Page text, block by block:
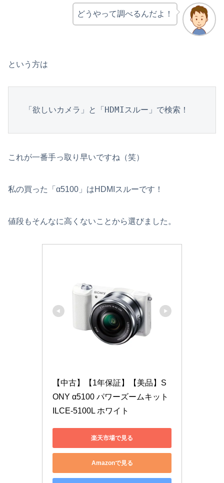
どうやって調べるんだよ！
という方は
「欲しいカメラ」と「HDMIスルー」で検索！
これが一番手っ取り早いですね（笑）
私の買った「α5100」はHDMIスルーです！
値段もそんなに高くないことから選びました。
【中古】【1年保証】【美品】S
ONY α5100 パワーズームキット
ILCE-5100L ホワイト
楽天市場で見る
Amazonで見る